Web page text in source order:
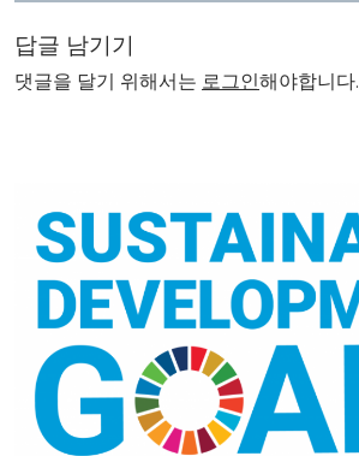
답글 남기기
댓글을 달기 위해서는 로그인해야합니다.